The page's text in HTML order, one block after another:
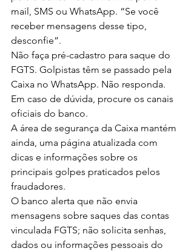
mail, SMS ou WhatsApp. “Se você
receber mensagens desse tipo,
desconfie”.
Não faça pré-cadastro para saque do
FGTS. Golpistas têm se passado pela
Caixa no WhatsApp. Não responda.
Em caso de dúvida, procure os canais
oficiais do banco.
A área de segurança da Caixa mantém
ainda, uma página atualizada com
dicas e informações sobre os
principais golpes praticados pelos
fraudadores.
O banco alerta que não envia
mensagens sobre saques das contas
vinculada FGTS; não solicita senhas,
dados ou informações pessoais do